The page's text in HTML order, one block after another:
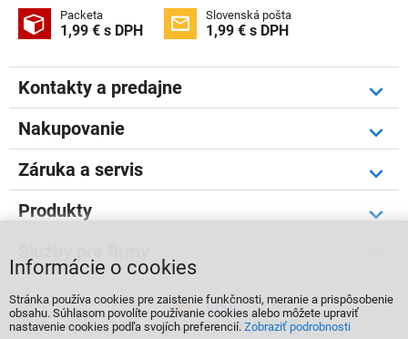
 Packeta
1,99 € s DPH  Slovenská pošta
1,99 € s DPH
Kontakty a predajne
Nakupovanie
Záruka a servis
Produkty
  
Informácie o cookies
Stránka používa cookies pre zaistenie funkčnosti, meranie a prispôsobenie
obsahu. Súhlasom povolíte používanie cookies alebo môžete upraviť
nastavenie cookies podľa svojích preferencií. Zobraziť podrobnosti